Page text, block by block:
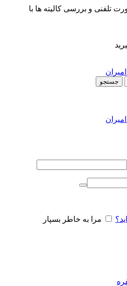
و بررسی کالیته ها با
جستجو
مرا به خاطر بسپار